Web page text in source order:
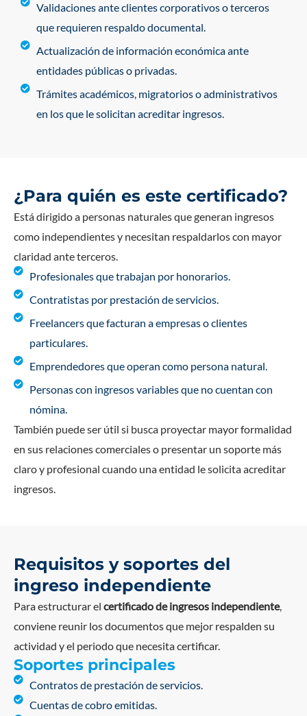
Validaciones ante clientes corporativos o terceros
que requieren respaldo documental.
Actualización de información económica ante
entidades públicas o privadas.
Trámites académicos, migratorios o administrativos
en los que le solicitan acreditar ingresos.
¿Para quién es este certificado?
Está dirigido a personas naturales que generan ingresos
como independientes y necesitan respaldarlos con mayor
claridad ante terceros.
Profesionales que trabajan por honorarios.
Contratistas por prestación de servicios.
Freelancers que facturan a empresas o clientes
particulares.
Emprendedores que operan como persona natural.
Personas con ingresos variables que no cuentan con
nómina.
También puede ser útil si busca proyectar mayor formalidad
en sus relaciones comerciales o presentar un soporte más
claro y profesional cuando una entidad le solicita acreditar
ingresos.
Requisitos y soportes del
ingreso independiente
Para estructurar el certificado de ingresos independiente,
conviene reunir los documentos que mejor respalden su
actividad y el periodo que necesita certificar.
Soportes principales
Contratos de prestación de servicios.
Cuentas de cobro emitidas.